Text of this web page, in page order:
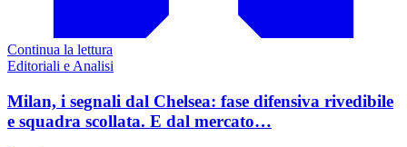
Continua la lettura
Editoriali e Analisi
Milan, i segnali dal Chelsea: fase difensiva rivedibile
e squadra scollata. E dal mercato…